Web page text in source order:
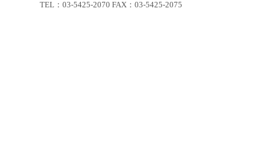
TEL：03-5425-2070 FAX：03-5425-2075